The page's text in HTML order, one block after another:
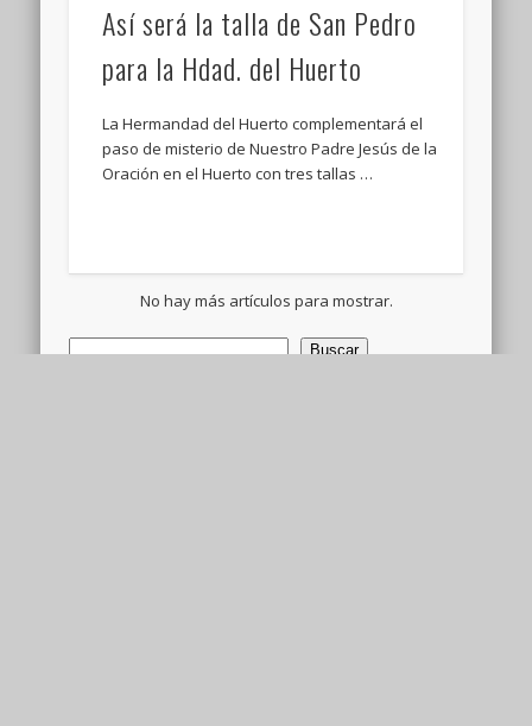
Así será la talla de San Pedro
para la Hdad. del Huerto
La Hermandad del Huerto complementará el
paso de misterio de Nuestro Padre Jesús de la
Oración en el Huerto con tres tallas …